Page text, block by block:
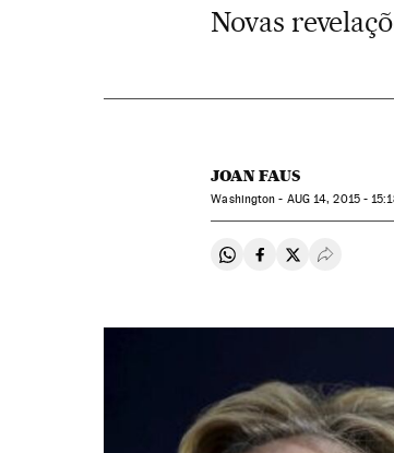
Novas
JOAN FAUS
Washington - AUG14, 2015 -
Compartir en
Compartir en
Compartir en